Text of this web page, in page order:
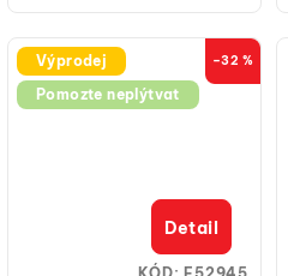
Výprodej
Pomozte neplýtvat
–32 %
Detail